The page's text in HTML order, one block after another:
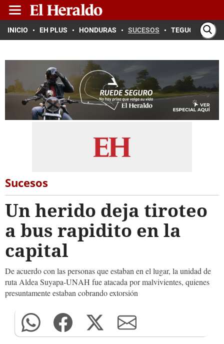
INICIO EH PLUS HONDURAS SUCESOS TEGUCIGALPA
Sucesos
Un herido deja tiroteo
a bus rapidito en la
capital
De acuerdo con las personas que estaban en el lugar, la unidad de
ruta Aldea Suyapa-UNAH fue atacada por malvivientes, quienes
presuntamente estaban cobrando extorsión